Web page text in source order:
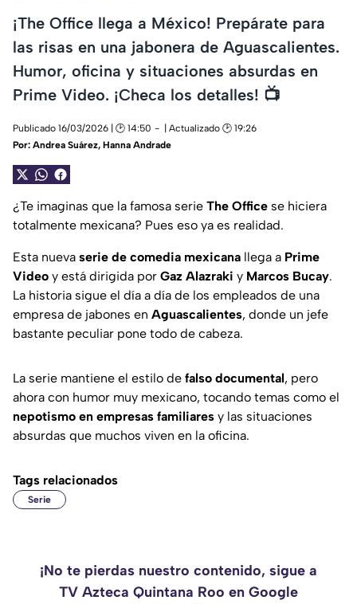
¡The Office llega a México! Prepárate para
las risas en una jabonera de Aguascalientes.
Humor, oficina y situaciones absurdas en
Prime Video. ¡Checa los detalles! 📺
Publicado 16/03/2026 | 🕑 14:50
| Actualizado 🕑 19:26
Por: Andrea Suárez, Hanna Andrade
¿Te imaginas que la famosa serie The Office se hiciera
totalmente mexicana? Pues eso ya es realidad.
Esta nueva serie de comedia mexicana llega a Prime
Video y está dirigida por Gaz Alazraki y Marcos Bucay.
La historia sigue el día a día de los empleados de una
empresa de jabones en Aguascalientes, donde un jefe
bastante peculiar pone todo de cabeza.
La serie mantiene el estilo de falso documental, pero
ahora con humor muy mexicano, tocando temas como el
nepotismo en empresas familiares y las situaciones
absurdas que muchos viven en la oficina.
Tags relacionados
Serie
¡No te pierdas nuestro contenido, sigue a
TV Azteca Quintana Roo en Google